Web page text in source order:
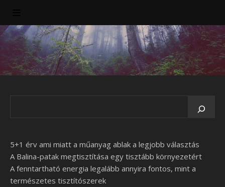
5+1 érv ami miatt a műanyag ablak a legjobb választás
A Balina-patak megtisztítása egy tisztább környezetért
A fenntartható energia legalább annyira fontos, mint a
természetes tisztítószerek